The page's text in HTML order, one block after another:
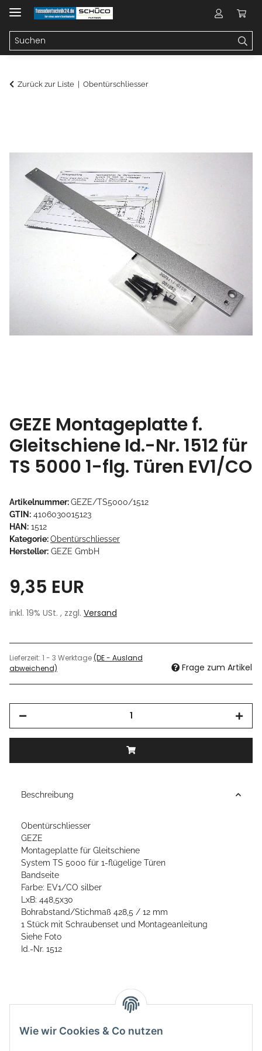
Wie wir Cookies & Co nutzen
Zurück zur Liste Obentürschliesser
GEZE Montageplatte f.
Gleitschiene Id.-Nr. 1512 für
TS 5000 1-flg. Türen EV1/CO
Artikelnummer:GEZE/TS5000/1512
GTIN: 4106030015123
HAN: 1512
Kategorie:Obentürschliesser
Hersteller: GEZE GmbH
9,35 EUR
inkl. 19% USt. , zzgl. Versand
Lieferzeit: 1 - 3 Werktage(DE - Ausland
abweichend)
Frage zum Artikel
Beschreibung
Obentürschliesser
GEZE
Montageplatte für Gleitschiene
System TS 5000 für 1-flügelige Türen
Bandseite
Farbe: EV1/CO silber
LxB: 448,5x30
Bohrabstand/Stichmaß 428,5 / 12 mm
1 Stück mit Schraubenset und Montageanleitung
Siehe Foto
Id.-Nr. 1512